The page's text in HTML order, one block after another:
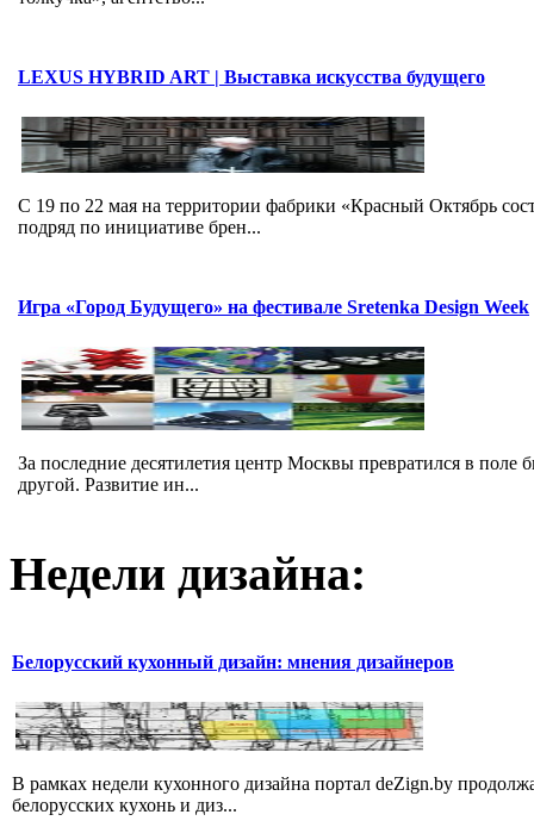
LEXUS HYBRID ART | Выставка искусства будущего
C 19 по 22 мая на территории фабрики «Красный Октябрь
подряд по инициативе брен...
Игра «Город Будущего» на фестивале Sretenka Design Week
За последние десятилетия центр Москвы превратился в поле
другой. Развитие ин...
Недели дизайна:
Белорусский кухонный дизайн: мнения дизайнеров
В рамках недели кухонного дизайна портал deZign.by
белорусских кухонь и диз...